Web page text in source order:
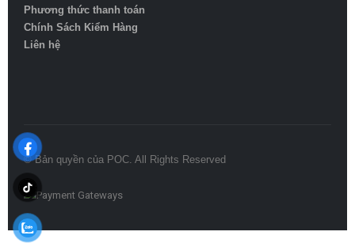
Phương thức thanh toán
Chính Sách Kiểm Hàng
Liên hệ
© Bản quyền của POC. All Rights Reserved